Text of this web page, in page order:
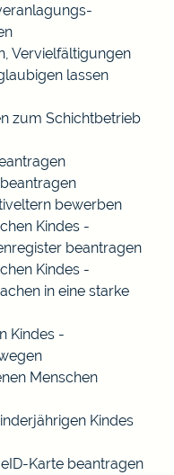
Vervielfältigungen
lassen
zum Schichtbetrieb
bewerben
Kindes -
beantragen
Kindes -
in eine starke
Kindes -
Menschen
Kindes
Karte beantragen